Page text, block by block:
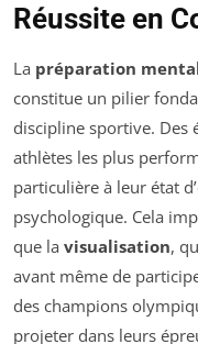
Réussite en
La préparation
constitue un pilier
discipline sportive. Des
athlètes les plus
particulière à leur état
psychologique. Cela
que la visualisation,
avant même de
des champions
projeter dans leurs